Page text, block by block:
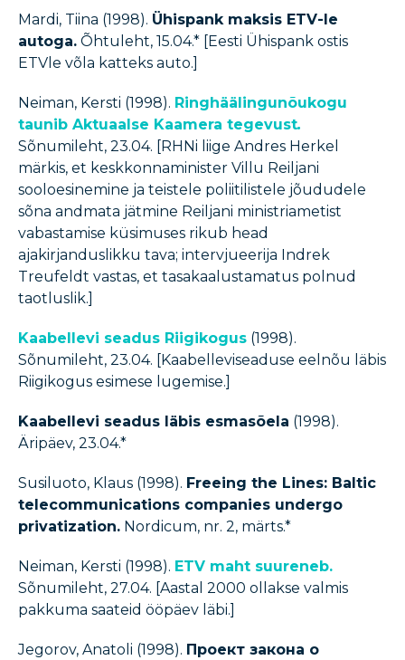
Mardi, Tiina (1998). Ühispank maksis ETV-le
autoga. Õhtuleht, 15.04.* [Eesti Ühispank ostis
ETVle võla katteks auto.]
Neiman, Kersti (1998). Ringhäälingunõukogu
taunib Aktuaalse Kaamera tegevust.
Sõnumileht, 23.04. [RHNi liige Andres Herkel
märkis, et keskkonnaminister Villu Reiljani
sooloesinemine ja teistele poliitilistele jõududele
sõna andmata jätmine Reiljani ministriametist
vabastamise küsimuses rikub head
ajakirjanduslikku tava; intervjueerija Indrek
Treufeldt vastas, et tasakaalustamatus polnud
taotluslik.]
Kaabellevi seadus Riigikogus (1998).
Sõnumileht, 23.04. [Kaabelleviseaduse eelnõu läbis
Riigikogus esimese lugemise.]
Kaabellevi seadus läbis esmasõela (1998).
Äripäev, 23.04.*
Susiluoto, Klaus (1998). Freeing the Lines: Baltic
telecommunications companies undergo
privatization. Nordicum, nr. 2, märts.*
Neiman, Kersti (1998). ETV maht suureneb.
Sõnumileht, 27.04. [Aastal 2000 ollakse valmis
pakkuma saateid ööpäev läbi.]
Jegorov, Anatoli (1998). Проект закона о